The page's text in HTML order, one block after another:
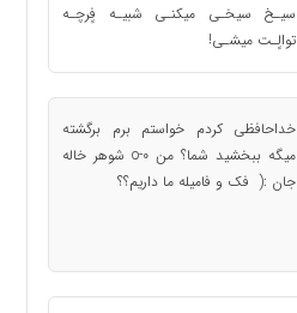
سیـخ سیخـی میکنـی شبیـه فٍرچـه
توالٍـت میشـی!
خداحافظی کردم خواستم برم برگشته
میگه ببخشید شما؟ من 0-o شوهر خاله
جان :( فک و فامیله ما داریم؟؟